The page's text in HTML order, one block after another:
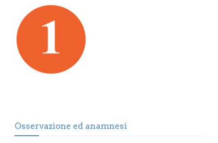
Osservazione ed anamnesi